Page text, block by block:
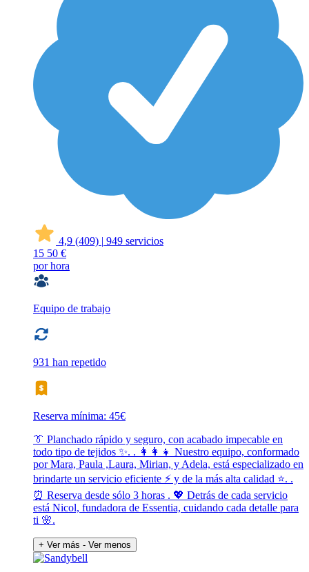
4,9 (409) | 949 servicios
15 50 €
por hora
Equipo de trabajo
931 han repetido
Reserva mínima: 45€
👔 Planchado rápido y seguro, con acabado impecable en
todo tipo de tejidos ✨. . 👩‍👩‍👧 Nuestro equipo, conformado
por Mara, Paula ,Laura, Mirian, y Adela, está especializado en
brindarte un servicio eficiente ⚡ y de la más alta calidad ⭐. .
⏰ Reserva desde sólo 3 horas . 💖 Detrás de cada servicio
está Nicol, fundadora de Essentia, cuidando cada detalle para
ti 🌸.
+ Ver más - Ver menos